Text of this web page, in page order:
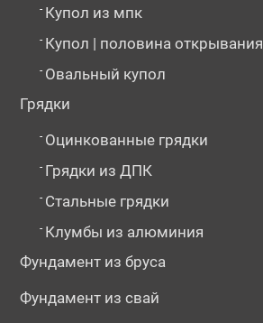
- Купол из мпк
- Купол | половина открывания
- Овальный купол
Грядки
- Оцинкованные грядки
- Грядки из ДПК
- Стальные грядки
- Клумбы из алюминия
Фундамент из бруса
Фундамент из свай